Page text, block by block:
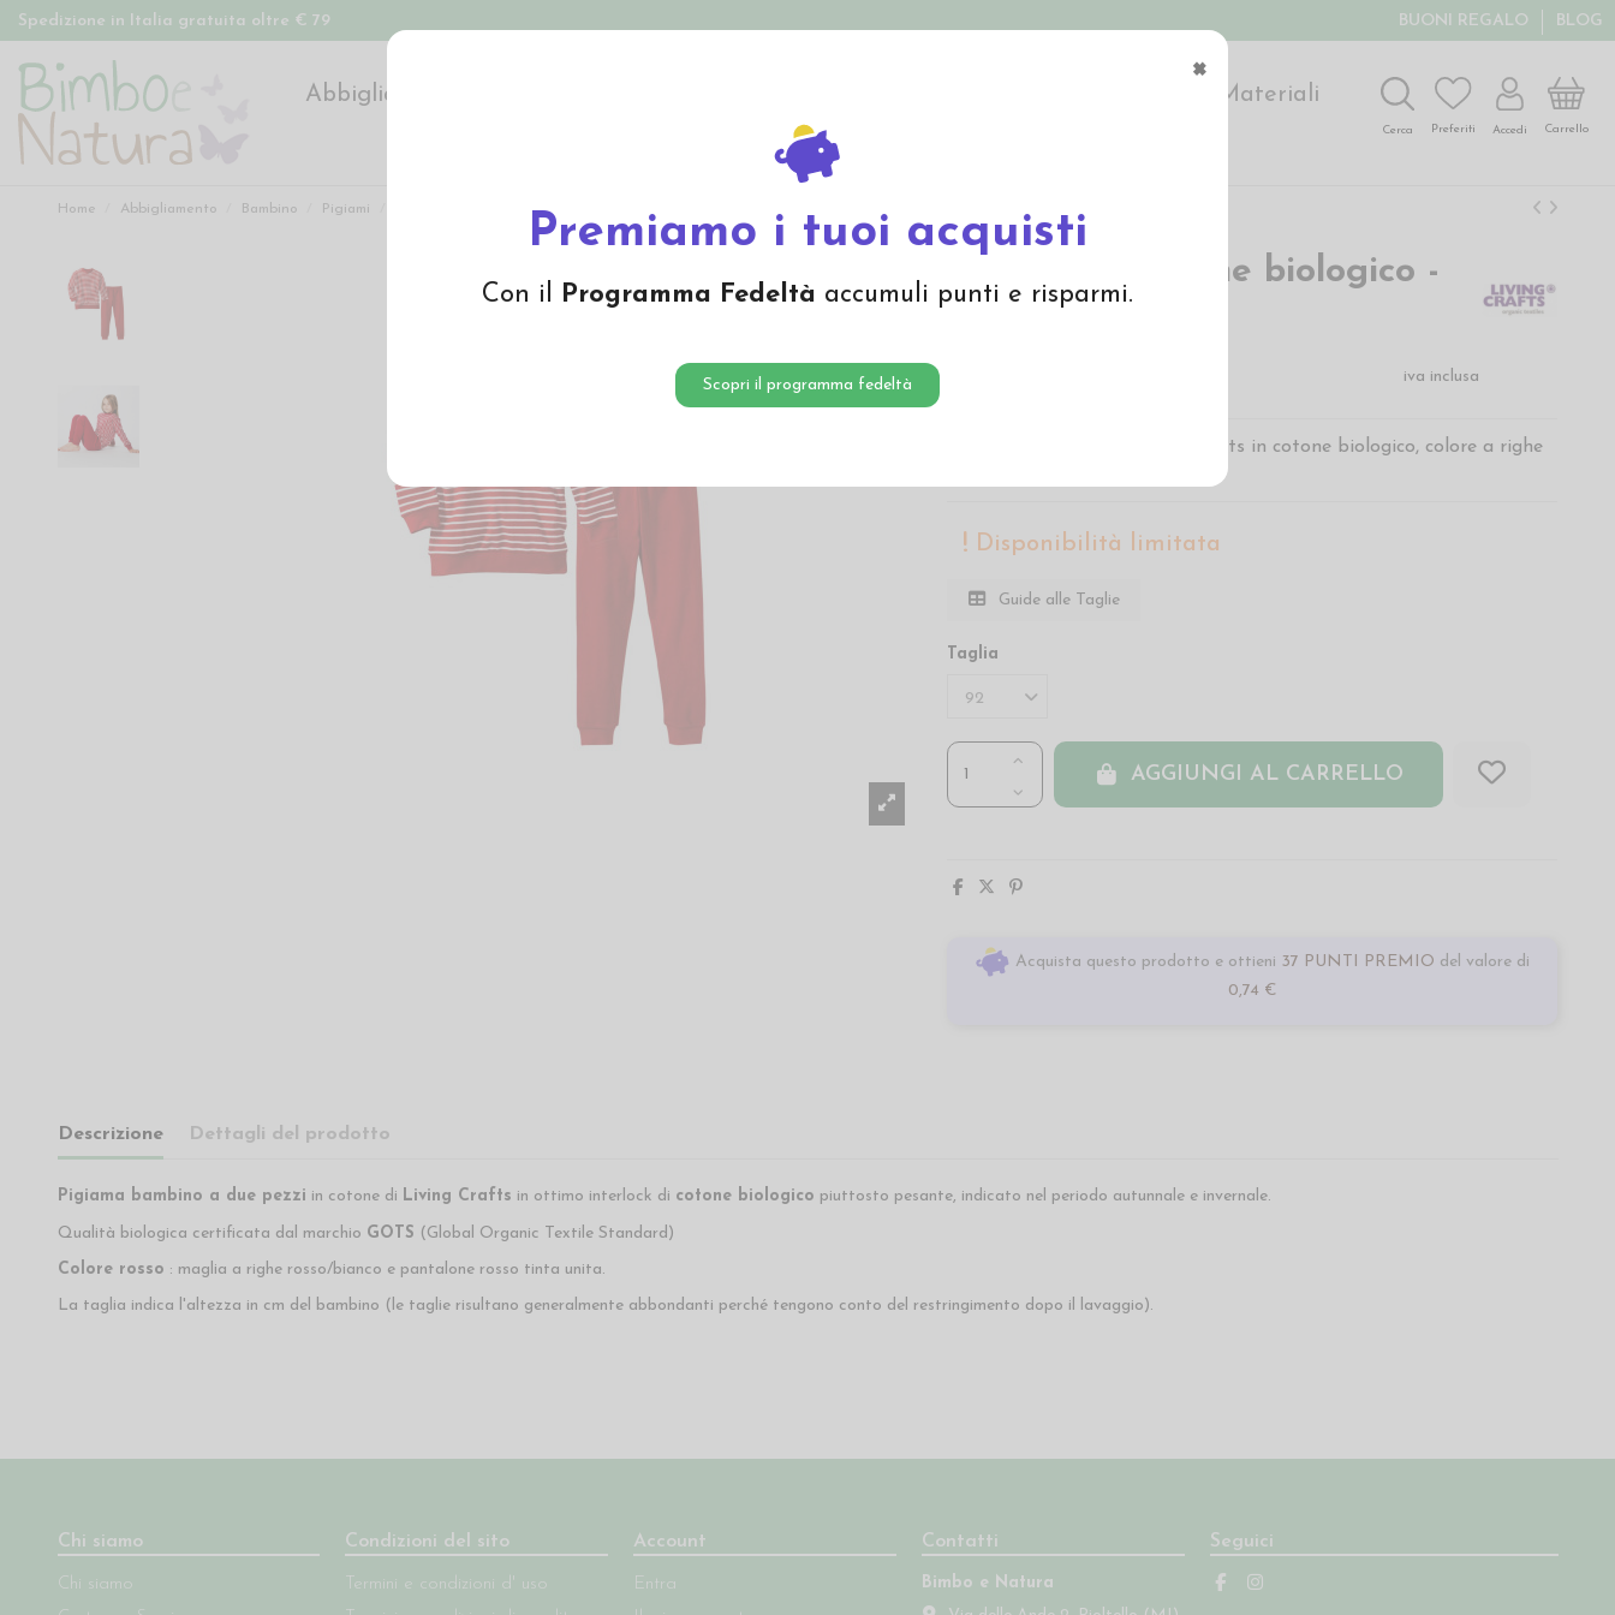
×
Premiamo i tuoi acquisti
Con il Programma Fedeltà accumuli punti e risparmi.
Scopri il programma fedeltà
Spedizione in Italia gratuita oltre € 79 BUONI REGALO BLOG
Abbigliamento
Materiali
Offerte
Cerca Preferiti Accedi Carrello
Home Abbigliamento Bambino Pigiami Pigiama in cotone biologico -col. righe rosso
Pigiama in cotone biologico -
col. righe rosso
iva inclusa
Pigiama bambino di Living Crafts in cotone biologico, colore a righe
Disponibilità limitata
Guide alle Taglie
Taglia
AGGIUNGI AL CARRELLO
Acquista questo prodotto e ottieni 37 PUNTI PREMIO del valore di
0,74 €
Descrizione Dettagli del prodotto
Pigiama bambino a due pezzi in cotone di Living Crafts in ottimo interlock di cotone biologico piuttosto pesante, indicato nel periodo autunnale e invernale.
Qualità biologica certificata dal marchio GOTS (Global Organic Textile Standard)
Colore rosso : maglia a righe rosso/bianco e pantalone rosso tinta unita.
La taglia indica l'altezza in cm del bambino (le taglie risultano generalmente abbondanti perché tengono conto del restringimento dopo il lavaggio).
Chi siamo
Chi siamo
Condizioni del sito
Termini e condizioni d' uso
Account
Entra
Contatti
Bimbo e Natura
Seguici